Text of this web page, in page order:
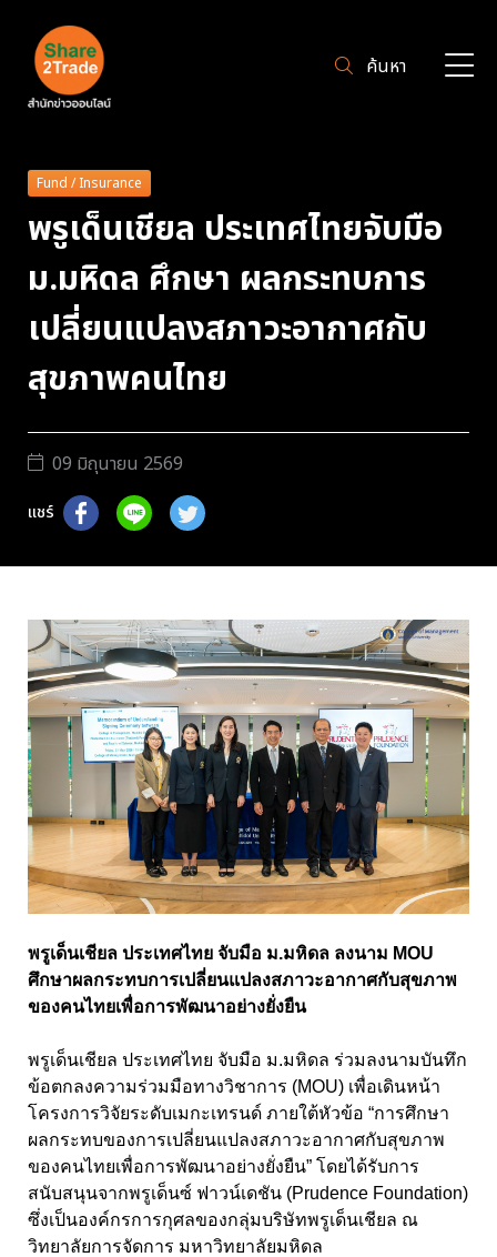
ค้นหา
Fund / Insurance
พรูเด็นเชียล ประเทศไทยจับมือ
ม.มหิดล ศึกษา ผลกระทบการ
เปลี่ยนแปลงสภาวะอากาศกับ
สุขภาพคนไทย
09 มิถุนายน 2569
แชร์
พรูเด็นเชียล ประเทศไทย จับมือ ม.มหิดล ลงนาม MOU
ศึกษาผลกระทบการเปลี่ยนแปลงสภาวะอากาศกับสุขภาพ
ของคนไทยเพื่อการพัฒนาอย่างยั่งยืน
พรูเด็นเชียล ประเทศไทย จับมือ ม.มหิดล ร่วมลงนามบันทึก
ข้อตกลงความร่วมมือทางวิชาการ (MOU) เพื่อเดินหน้า
โครงการวิจัยระดับเมกะเทรนด์ ภายใต้หัวข้อ “การศึกษา
ผลกระทบของการเปลี่ยนแปลงสภาวะอากาศกับสุขภาพ
ของคนไทยเพื่อการพัฒนาอย่างยั่งยืน” โดยได้รับการ
สนับสนุนจากพรูเด็นซ์ ฟาวน์เดชัน (Prudence Foundation)
ซึ่งเป็นองค์กรการกุศลของกลุ่มบริษัทพรูเด็นเชียล ณ
วิทยาลัยการจัดการ มหาวิทยาลัยมหิดล